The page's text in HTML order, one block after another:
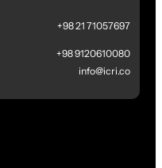
71057697 21 98+
9120610080 98+
info@icri.co